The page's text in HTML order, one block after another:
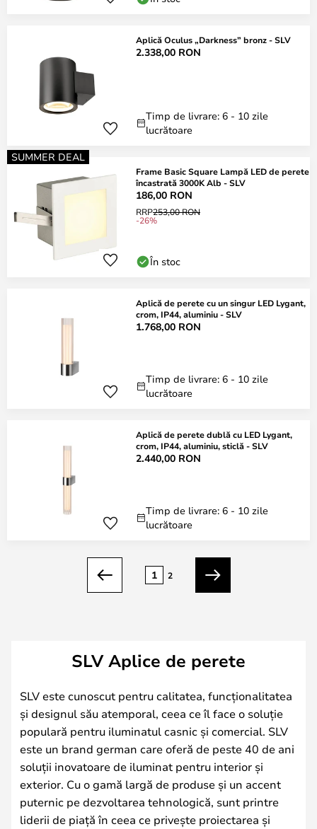
Aplică Oculus „Darkness” bronz - SLV
2.338,00 RON
Timp de livrare: 6 - 10 zile
lucrătoare
SUMMER DEAL
Frame Basic Square Lampă LED de perete
încastrată 3000K Alb - SLV
186,00 RON
RRP253,00 RON
-26%
În stoc
Aplică de perete cu un singur LED Lygant,
crom, IP44, aluminiu - SLV
1.768,00 RON
Timp de livrare: 6 - 10 zile
lucrătoare
Aplică de perete dublă cu LED Lygant,
crom, IP44, aluminiu, sticlă - SLV
2.440,00 RON
Timp de livrare: 6 - 10 zile
lucrătoare
Anterior
1 2
Următorul
SLV Aplice de perete
SLV este cunoscut pentru calitatea, funcționalitatea
și designul său atemporal, ceea ce îl face o soluție
populară pentru iluminatul casnic și comercial. SLV
este un brand german care oferă de peste 40 de ani
soluții inovatoare de iluminat pentru interior și
exterior. Cu o gamă largă de produse și un accent
puternic pe dezvoltarea tehnologică, sunt printre
liderii de piață în ceea ce privește proiectarea și